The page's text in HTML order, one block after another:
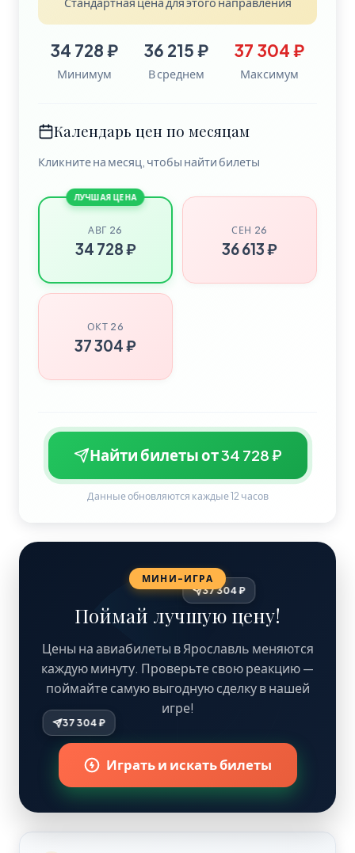
34 728 ₽
Минимум
36 215 ₽
В среднем
37 304 ₽
Максимум
Календарь цен по месяцам
Кликните на месяц, чтобы найти билеты
ЛУЧШАЯ ЦЕНА
АВГ 26
34 728 ₽
СЕН 26
36 613 ₽
ОКТ 26
37 304 ₽
Найти билеты от 34 728 ₽
Данные обновляются каждые 12 часов
МИНИ-ИГРА
Поймай лучшую цену!
Цены на авиабилеты в Ярославль меняются
каждую минуту. Проверьте свою реакцию —
поймайте самую выгодную сделку в нашей
игре!
Играть и искать билеты